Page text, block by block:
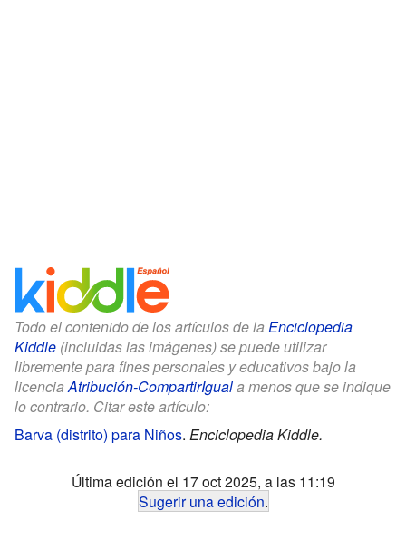
Todo el contenido de los artículos de la Enciclopedia
Kiddle (incluidas las imágenes) se puede utilizar
libremente para fines personales y educativos bajo la
licenciaAtribución-CompartirIguala menos que se indique
lo contrario. Citar este artículo:
Barva (distrito) para Niños. Enciclopedia Kiddle.
Última edición el 17 oct 2025, a las 11:19
Sugerir una edición.